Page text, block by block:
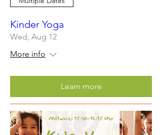
Kinder Yoga
Wed, Aug 12
More info
Learn more